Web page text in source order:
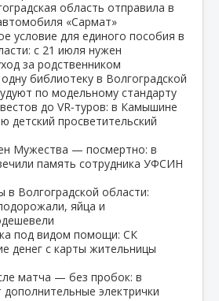
область отправила в
«Сармат»
условие для единого пособия в
с 21 июля нужен
за родственником
библиотеку в Волгоградской
по модельному стандарту
до VR‑туров: в Камышине
детский просветительский
Мужества — посмертно: в
память сотрудника УФСИН
в Волгоградской области:
яйца и
под видом помощи: СК
денег с карты жительницы
матча — без пробок: в
дополнительные электрички